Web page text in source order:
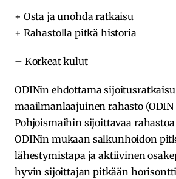
+ Osta ja unohda ratkaisu
+ Rahastolla pitkä historia
– Korkeat kulut
ODINin ehdottama
maailmanlaajuinen rahasto (ODIN
Pohjoismaihin sijoittavaa rahastoa
ODINin mukaan salkunhoidon
lähestymistapa ja aktiivinen
hyvin sijoittajan pitkään